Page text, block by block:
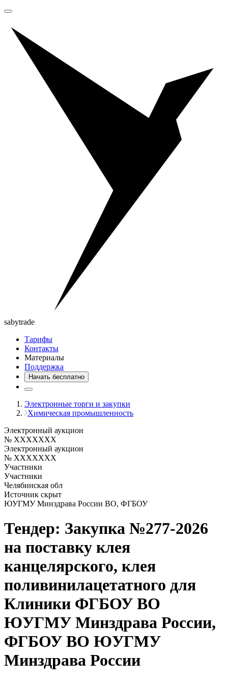
sabytrade
Тарифы
Контакты
Материалы
Поддержка
Начать бесплатно
Электронные торги и закупки
Химическая промышленность
Электронный аукцион
№ XXXXXXX
Электронный аукцион
№ XXXXXXX
Участники
Участники
Челябинская обл
Источник скрыт
ЮУГМУ Минздрава России ВО, ФГБОУ
Тендер: Закупка №277-2026
на поставку клея
канцелярского, клея
поливинилацетатного для
Клиники ФГБОУ ВО
ЮУГМУ Минздрава России,
ФГБОУ ВО ЮУГМУ
Минздрава России